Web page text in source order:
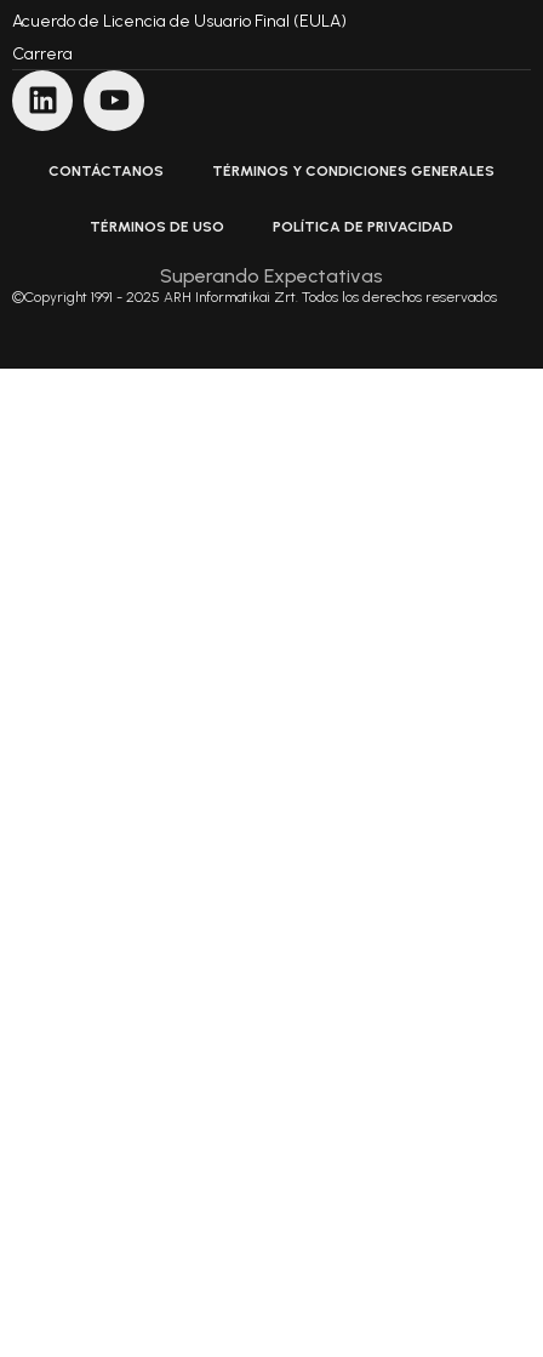
Acuerdo de Licencia de Usuario Final (EULA)
Carrera
CONTÁCTANOS TÉRMINOS Y CONDICIONES GENERALES
TÉRMINOS DE USO POLÍTICA DE PRIVACIDAD
Superando Expectativas
©Copyright 1991 - 2025 ARH Informatikai Zrt. Todos los derechos reservados